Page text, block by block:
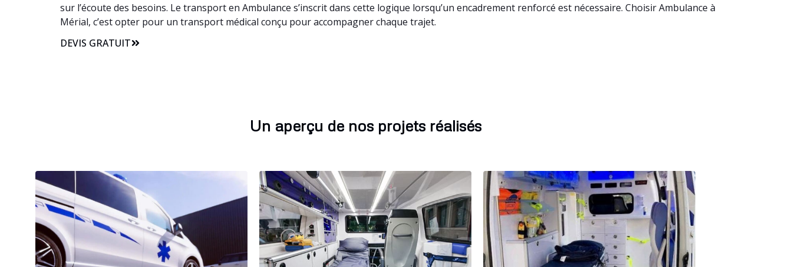
sur l’écoute des besoins. Le transport en Ambulance s’inscrit dans cette logique lorsqu’un encadrement renforcé est nécessaire. Choisir Ambulance à
Mérial, c’est opter pour un transport médical conçu pour accompagner chaque trajet.
DEVIS GRATUIT
Un aperçu de nos projets réalisés